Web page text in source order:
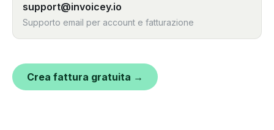
support@invoicey.io
Supporto email per account e fatturazione
Crea fattura gratuita →